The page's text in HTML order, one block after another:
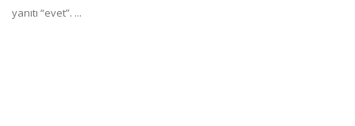
yanıtı “evet”. ...